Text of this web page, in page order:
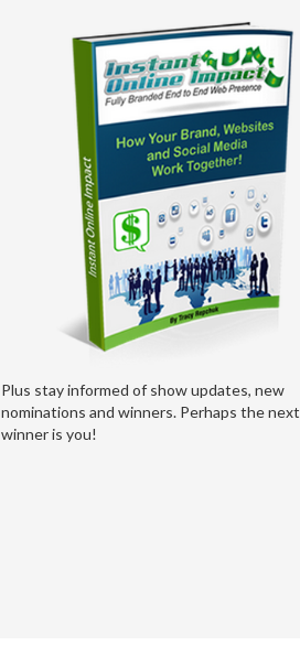
Plus stay informed of show updates, new
nominations and winners. Perhaps the next
winner is you!